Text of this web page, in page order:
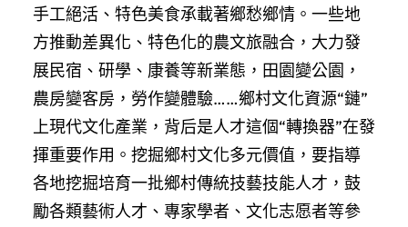
手工絕活、特色美食承載著鄉愁鄉情。一些地
方推動差異化、特色化的農文旅融合，大力發
展民宿、研學、康養等新業態，田園變公園，
農房變客房，勞作變體驗……鄉村文化資源“鏈”
上現代文化產業，背后是人才這個“轉換器”在發
揮重要作用。挖掘鄉村文化多元價值，要指導
各地挖掘培育一批鄉村傳統技藝技能人才，鼓
勵各類藝術人才、專家學者、文化志愿者等參